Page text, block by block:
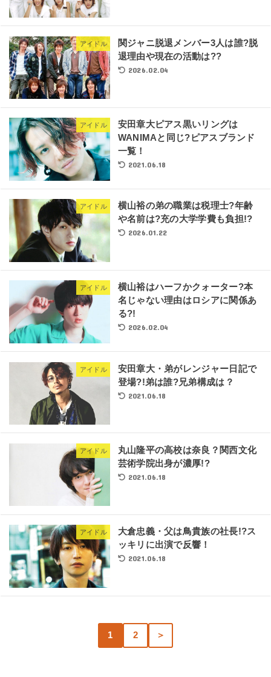
アイドル
関ジャニ脱退メンバー3人は誰?脱
退理由や現在の活動は??
2026.02.04
アイドル
安田章大ピアス黒いリングは
WANIMAと同じ?ピアスブランド
一覧！
2021.06.18
アイドル
横山裕の弟の職業は税理士?年齢
や名前は?充の大学学費も負担!?
2026.01.22
アイドル
横山裕はハーフかクォーター?本
名じゃない理由はロシアに関係あ
る?!
2026.02.04
アイドル
安田章大・弟がレンジャー日記で
登場?!弟は誰?兄弟構成は？
2021.06.18
アイドル
丸山隆平の高校は奈良？関西文化
芸術学院出身が濃厚!?
2021.06.18
アイドル
大倉忠義・父は鳥貴族の社長!?ス
ッキリに出演で反響！
2021.06.18
1 2 ＞